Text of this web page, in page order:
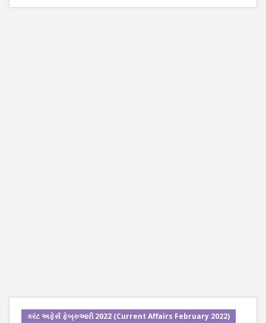
કરંટ અફેર્સ ફેબ્રુઆરી 2022 (Current Affairs February 2022)